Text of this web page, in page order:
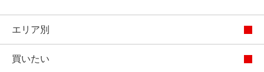
エリア別
買いたい